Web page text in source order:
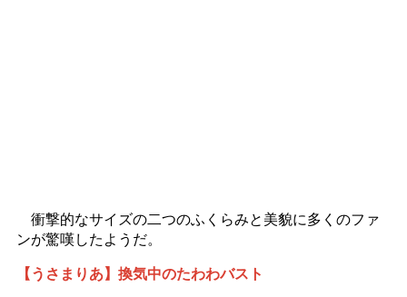
衝撃的なサイズの二つのふくらみと美貌に多くのファ
ンが驚嘆したようだ。
【うさまりあ】換気中のたわわバスト